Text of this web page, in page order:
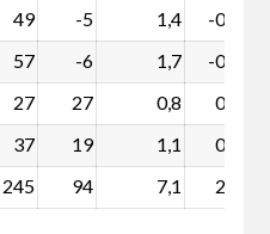
49 -5 1,4 -0,3
57 -6 1,7 -0,3
27 27 0,8 0,8
37 19 1,1 0,5
245 94 7,1 2,4